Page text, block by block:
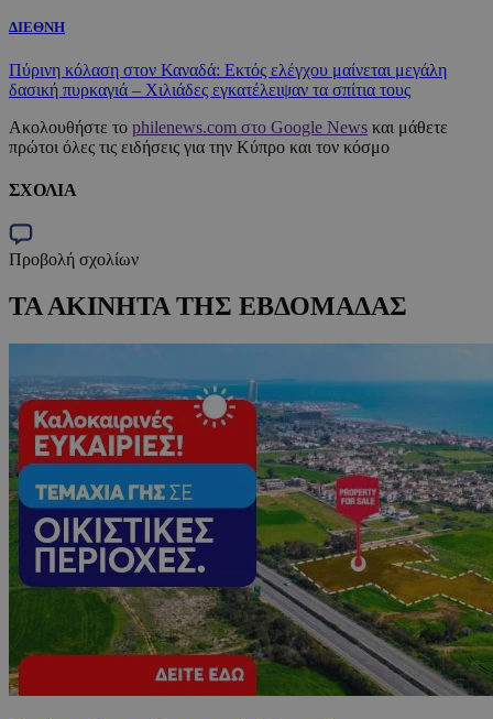
ΔΙΕΘΝΗ
Πύρινη κόλαση στον Καναδά: Εκτός ελέγχου μαίνεται μεγάλη
δασική πυρκαγιά – Χιλιάδες εγκατέλειψαν τα σπίτια τους
Ακολουθήστε το philenews.com στο Google News και μάθετε
πρώτοι όλες τις ειδήσεις για την Κύπρο και τον κόσμο
ΣΧΟΛΙΑ
Προβολή σχολίων
ΤΑ ΑΚΙΝΗΤΑ ΤΗΣ ΕΒΔΟΜΑΔΑΣ